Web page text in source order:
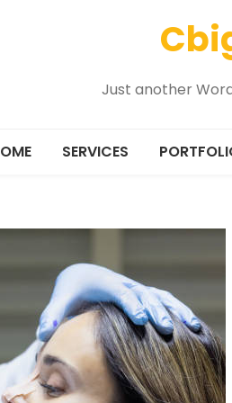
Just another
SERVICES